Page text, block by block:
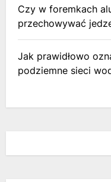
Czy w foremkach
przechowywać
Jak prawidłowo
podziemne sieci